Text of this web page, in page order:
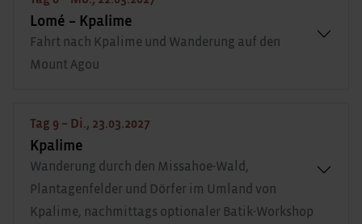
Lomé – Kpalime
Fahrt nach Kpalime und Wanderung auf den
Mount Agou
Tag 9 – Di., 23.03.2027
Kpalime
Wanderung durch den Missahoe-Wald,
Plantagenfelder und Dörfer im Umland von
Kpalime, nachmittags optionaler Batik-Workshop